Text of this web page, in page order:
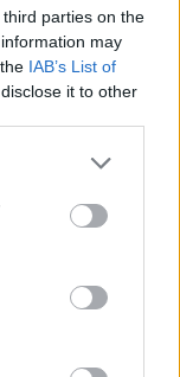
parties on the
may
IAB’s List of
it to other